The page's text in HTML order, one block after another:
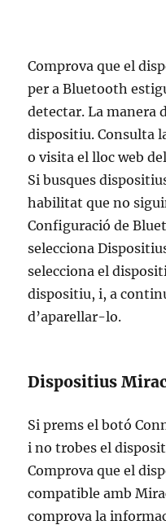
Comprova que el
per a Bluetooth
detectar. La manera
dispositiu. Consulta
o visita el lloc web
Si busques
habilitat que no
Configuració de
selecciona
selecciona el
dispositiu, i, a
d’aparellar-lo.
Dispositius
Si prems el botó
i no trobes el
Comprova que el
compatible amb
comprova la